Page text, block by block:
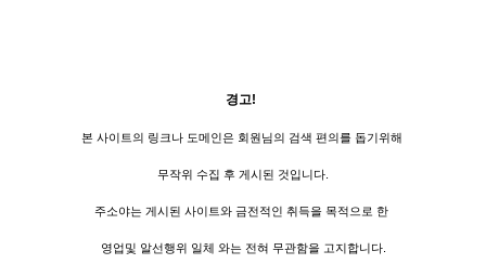
경고!
본 사이트의 링크나 도메인은 회원님의 검색 편의를 돕기위해
무작위 수집 후 게시된 것입니다.
주소야는 게시된 사이트와 금전적인 취득을 목적으로 한
영업및 알선행위 일체 와는 전혀 무관함을 고지합니다.